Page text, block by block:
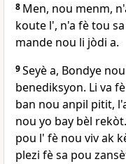
8 Men, nou menm,
koute l', n'a fè tou
mande nou li jòdi a.
9Seyè a, Bondye
benediksyon. Li va
ban nou anpil pitit,
nou yo bay bèl
pou l' fè nou viv ak
plezi fè sa pou